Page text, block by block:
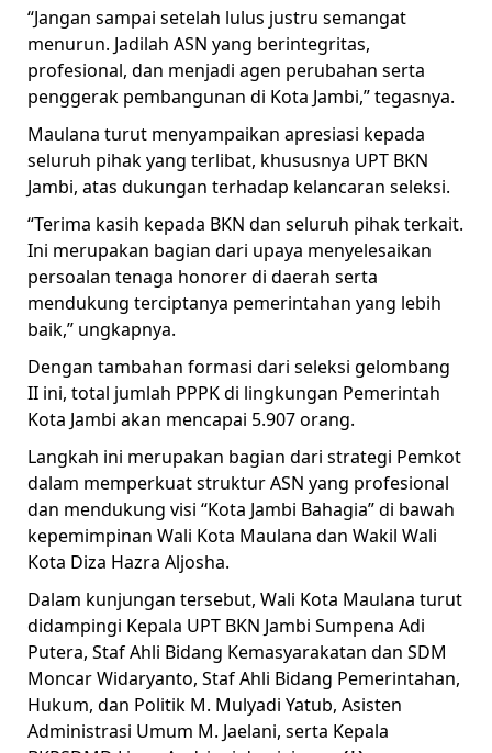
“Jangan sampai setelah lulus justru semangat
menurun. Jadilah ASN yang berintegritas,
profesional, dan menjadi agen perubahan serta
penggerak pembangunan di Kota Jambi,” tegasnya.
Maulana turut menyampaikan apresiasi kepada
seluruh pihak yang terlibat, khususnya UPT BKN
Jambi, atas dukungan terhadap kelancaran seleksi.
“Terima kasih kepada BKN dan seluruh pihak terkait.
Ini merupakan bagian dari upaya menyelesaikan
persoalan tenaga honorer di daerah serta
mendukung terciptanya pemerintahan yang lebih
baik,” ungkapnya.
Dengan tambahan formasi dari seleksi gelombang
II ini, total jumlah PPPK di lingkungan Pemerintah
Kota Jambi akan mencapai 5.907 orang.
Langkah ini merupakan bagian dari strategi Pemkot
dalam memperkuat struktur ASN yang profesional
dan mendukung visi “Kota Jambi Bahagia” di bawah
kepemimpinan Wali Kota Maulana dan Wakil Wali
Kota Diza Hazra Aljosha.
Dalam kunjungan tersebut, Wali Kota Maulana turut
didampingi Kepala UPT BKN Jambi Sumpena Adi
Putera, Staf Ahli Bidang Kemasyarakatan dan SDM
Moncar Widaryanto, Staf Ahli Bidang Pemerintahan,
Hukum, dan Politik M. Mulyadi Yatub, Asisten
Administrasi Umum M. Jaelani, serta Kepala